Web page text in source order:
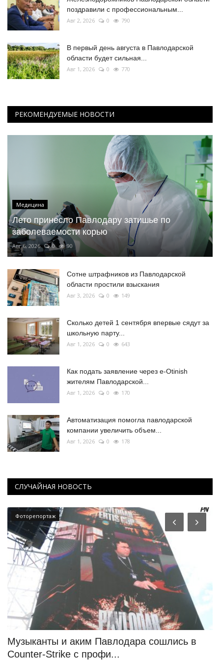
поздравили с профессиональным...
Авг 2, 2026 0 790
В первый день августа в Павлодарской
области будет сильная...
Авг 1, 2026 0 770
РЕКОМЕНДУЕМЫЕ НОВОСТИ
Медицина
Лето принесло Павлодару затишье по
заболеваемости корью
Авг 6, 2026 0 90
Сотне штрафников из Павлодарской
области простили взыскания
Авг 3, 2026 0 149
Сколько детей 1 сентября впервые сядут за
школьную парту...
Авг 1, 2026 0 643
Как подать заявление через e-Otinish
жителям Павлодарской...
Авг 1, 2026 0 170
Автоматизация помогла павлодарской
компании увеличить объем...
Авг 1, 2026 0 178
СЛУЧАЙНАЯ НОВОСТЬ
Фоторепортаж
Музыканты и аким Павлодара сошлись в
Counter-Strike c профи...